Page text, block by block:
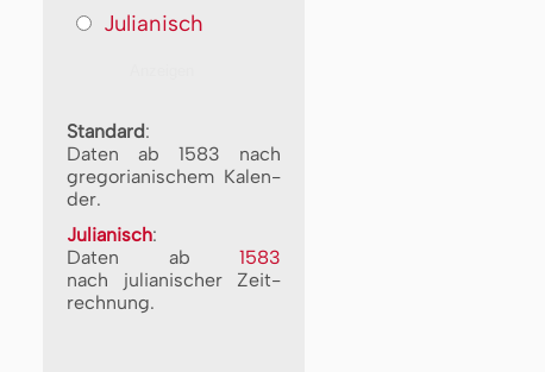
Julianisch
Standard:
Daten ab 1583 nach
gre­go­ri­a­ni­schem Ka­len­
der.
Julianisch:
Daten ab 1583
nach ju­li­a­ni­scher Zeit­
rech­nung.